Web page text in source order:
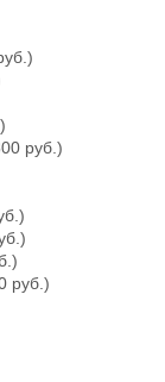
руб.)
руб.)